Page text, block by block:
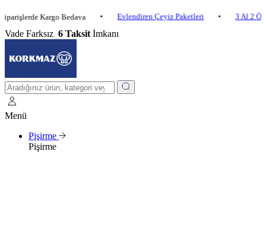
Kargo Bedava • Evlendiren Çeyiz Paketleri • 3 Al 2 Öde •
Vade Farksız 6 Taksit İmkanı
Menü
Pişirme
Pişirme